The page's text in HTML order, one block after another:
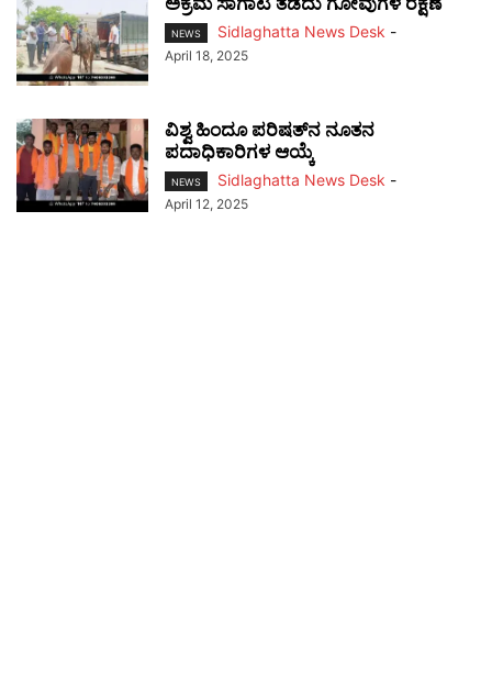
NEWS Sidlaghatta News Desk -
April 18, 2025
ವಿಶ್ವ ಹಿಂದೂ ಪರಿಷತ್‌ನ ನೂತನ
ಪದಾಧಿಕಾರಿಗಳ ಆಯ್ಕೆ
NEWS Sidlaghatta News Desk -
April 12, 2025